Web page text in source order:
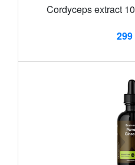
Cordyceps extract